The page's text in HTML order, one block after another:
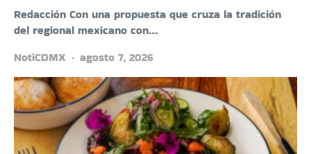
Redacción Con una propuesta que cruza la tradición
del regional mexicano con…
NotiCDMX
agosto 7, 2026